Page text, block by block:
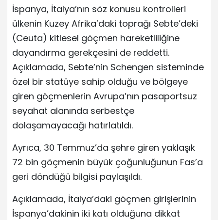
İspanya, İtalya’nın söz konusu kontrolleri
ülkenin Kuzey Afrika’daki toprağı Sebte’deki
(Ceuta) kitlesel göçmen hareketliliğine
dayandırma gerekçesini de reddetti.
Açıklamada, Sebte’nin Schengen sisteminde
özel bir statüye sahip olduğu ve bölgeye
giren göçmenlerin Avrupa’nın pasaportsuz
seyahat alanında serbestçe
dolaşamayacağı hatırlatıldı.
Ayrıca, 30 Temmuz’da şehre giren yaklaşık
72 bin göçmenin büyük çoğunluğunun Fas’a
geri döndüğü bilgisi paylaşıldı.
Açıklamada, İtalya’daki göçmen girişlerinin
İspanya’dakinin iki katı olduğuna dikkat